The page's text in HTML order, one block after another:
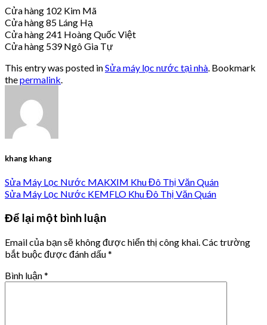
Cửa hàng 102 Kim Mã
Cửa hàng 85 Láng Hạ
Cửa hàng 241 Hoàng Quốc Việt
Cửa hàng 539 Ngô Gia Tự
This entry was posted inSửa máy lọc nước tại nhà . Bookmark
thepermalink
khang khang
Sửa Máy Lọc Nước MAKXIM Khu Đô Thị Văn Quán
Sửa Máy Lọc Nước KEMFLO Khu Đô Thị Văn Quán
Để lại một bình luận
Email của bạn sẽ không được hiển thị công khai. Các trường
bắt buộc được đánh dấu*
Bình luận*